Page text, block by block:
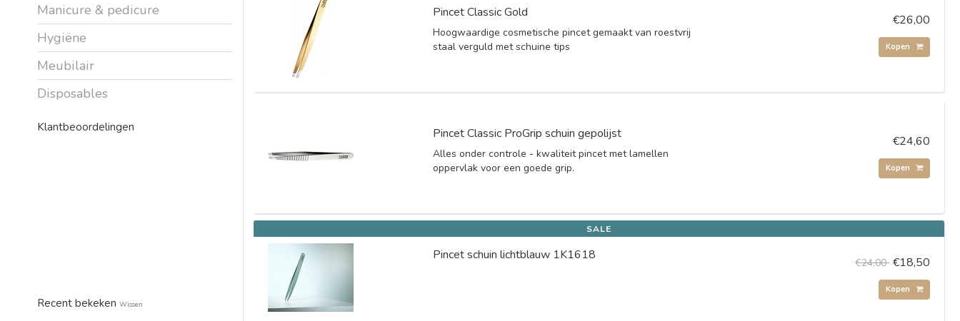
Manicure & pedicure
Hygiëne
Meubilair
Disposables
Klantbeoordelingen
Recent bekeken Wissen
Pincet Classic Gold
Hoogwaardige cosmetische pincet gemaakt van roestvrij
staal verguld met schuine tips
€26,00
Kopen
Pincet Classic ProGrip schuin gepolijst
Alles onder controle - kwaliteit pincet met lamellen
oppervlak voor een goede grip.
€24,60
Kopen
SALE
Pincet schuin lichtblauw 1K1618
€24,00 €18,50
Kopen